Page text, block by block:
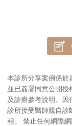
本診所分享案例係於
並已簽署同意公開
及診療參考說明。
診所接受醫師親自診
程。 禁止任何網際